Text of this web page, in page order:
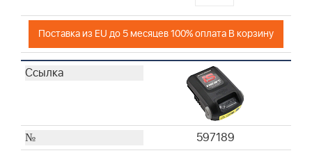
Поставка из EU до 5 месяцев 100% оплата В корзину
597189